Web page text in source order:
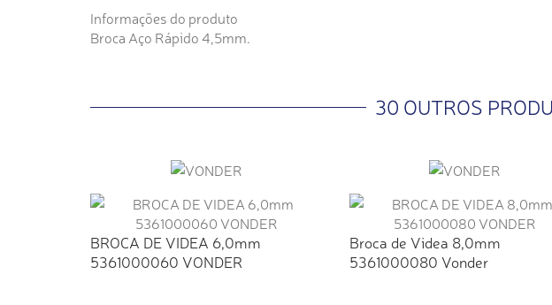
Informações do produto
Broca Aço Rápido 4,5mm.
30 OUTROS
BROCA DE VIDEA 6,0mm
5361000060 VONDER
Broca de Videa 8,0mm
5361000080 Vonder